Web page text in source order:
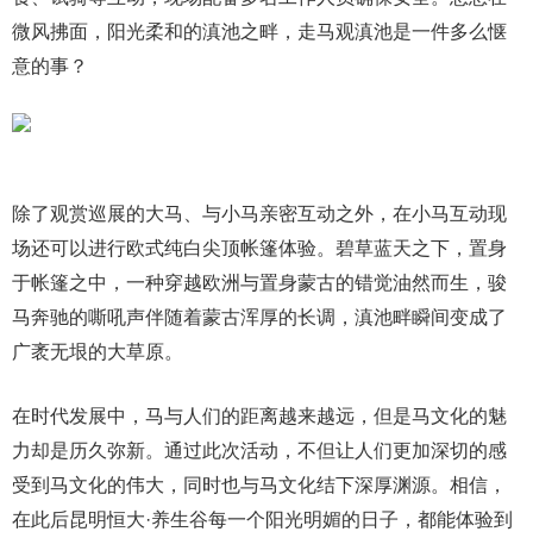
微风拂面，阳光柔和的滇池之畔，走马观滇池是一件多么惬
意的事？
除了观赏巡展的大马、与小马亲密互动之外，在小马互动现
场还可以进行欧式纯白尖顶帐篷体验。碧草蓝天之下，置身
于帐篷之中，一种穿越欧洲与置身蒙古的错觉油然而生，骏
马奔驰的嘶吼声伴随着蒙古浑厚的长调，滇池畔瞬间变成了
广袤无垠的大草原。
在时代发展中，马与人们的距离越来越远，但是马文化的魅
力却是历久弥新。通过此次活动，不但让人们更加深切的感
受到马文化的伟大，同时也与马文化结下深厚渊源。相信，
在此后昆明恒大·养生谷每一个阳光明媚的日子，都能体验到